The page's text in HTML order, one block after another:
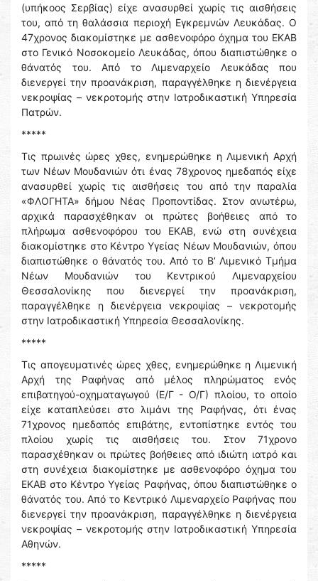
(υπήκοος Σερβίας) είχε ανασυρθεί χωρίς τις αισθήσεις
του, από τη θαλάσσια περιοχή Εγκρεμνών Λευκάδας. Ο
47χρονος διακομίστηκε με ασθενοφόρο όχημα του ΕΚΑΒ
στο Γενικό Νοσοκομείο Λευκάδας, όπου διαπιστώθηκε ο
θάνατός του. Από το Λιμεναρχείο Λευκάδας που
διενεργεί την προανάκριση, παραγγέλθηκε η διενέργεια
νεκροψίας – νεκροτομής στην Ιατροδικαστική Υπηρεσία
Πατρών.
*****
Τις πρωινές ώρες χθες, ενημερώθηκε η Λιμενική Αρχή
των Νέων Μουδανιών ότι ένας 78χρονος ημεδαπός είχε
ανασυρθεί χωρίς τις αισθήσεις του από την παραλία
«ΦΛΟΓΗΤΑ» δήμου Νέας Προποντίδας. Στον ανωτέρω,
αρχικά παρασχέθηκαν οι πρώτες βοήθειες από το
πλήρωμα ασθενοφόρου του ΕΚΑΒ, ενώ στη συνέχεια
διακομίστηκε στο Κέντρο Υγείας Νέων Μουδανιών, όπου
διαπιστώθηκε ο θάνατός του. Από το Β’ Λιμενικό Τμήμα
Νέων Μουδανιών του Κεντρικού Λιμεναρχείου
Θεσσαλονίκης που διενεργεί την προανάκριση,
παραγγέλθηκε η διενέργεια νεκροψίας – νεκροτομής
στην Ιατροδικαστική Υπηρεσία Θεσσαλονίκης.
*****
Τις απογευματινές ώρες χθες, ενημερώθηκε η Λιμενική
Αρχή της Ραφήνας από μέλος πληρώματος ενός
επιβατηγού-οχηματαγωγού (Ε/Γ - Ο/Γ) πλοίου, το οποίο
είχε καταπλεύσει στο λιμάνι της Ραφήνας, ότι ένας
71χρονος ημεδαπός επιβάτης, εντοπίστηκε εντός του
πλοίου χωρίς τις αισθήσεις του. Στον 71χρονο
παρασχέθηκαν οι πρώτες βοήθειες από ιδιώτη ιατρό και
στη συνέχεια διακομίστηκε με ασθενοφόρο όχημα του
ΕΚΑΒ στο Κέντρο Υγείας Ραφήνας, όπου διαπιστώθηκε ο
θάνατός του. Από το Κεντρικό Λιμεναρχείο Ραφήνας που
διενεργεί την προανάκριση, παραγγέλθηκε η διενέργεια
νεκροψίας – νεκροτομής στην Ιατροδικαστική Υπηρεσία
Αθηνών.
*****